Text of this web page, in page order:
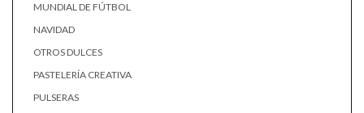
MUNDIAL DE FÚTBOL
NAVIDAD
OTROS DULCES
PASTELERÍA CREATIVA
PULSERAS